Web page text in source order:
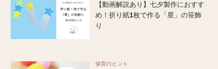
【動画解説あり】七夕製作におすす
め！折り紙1枚で作る「星」の笹飾
り
保育のヒント